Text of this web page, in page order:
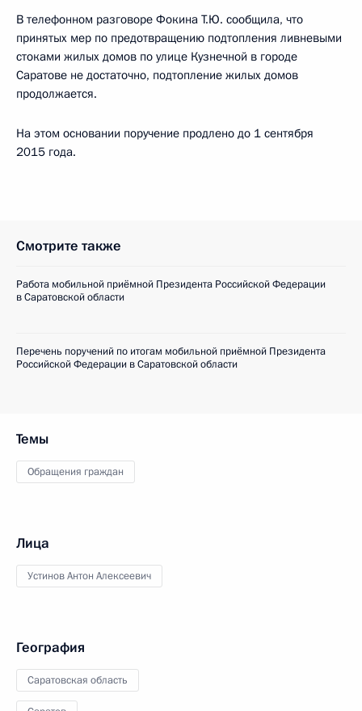
В телефонном разговоре Фокина Т.Ю. сообщила, что
принятых мер по предотвращению подтопления ливневыми
стоками жилых домов по улице Кузнечной в городе
Саратове не достаточно, подтопление жилых домов
продолжается.
На этом основании поручение продлено до 1 сентября
2015 года.
Смотрите также
Работа мобильной приёмной Президента Российской Федерации
в Саратовской области
Перечень поручений по итогам мобильной приёмной Президента
Российской Федерации в Саратовской области
Темы
Обращения граждан
Лица
Устинов Антон Алексеевич
География
Саратовская область